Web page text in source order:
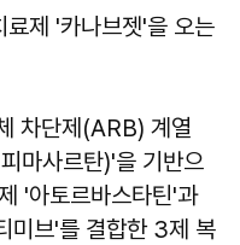
료제 '카나브젯'을 오는
차단제(ARB) 계열
마사르탄)'을 기반으
'아토르바스타틴'과
미브'를 결합한 3제 복